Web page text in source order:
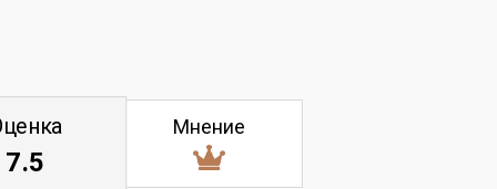
7.5
Мнение